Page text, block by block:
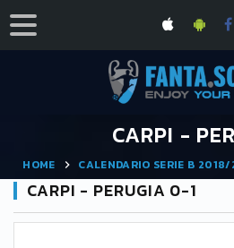
CARPI -
HOME CALENDARIO SERIE B
CARPI - PERUGIA 0-1